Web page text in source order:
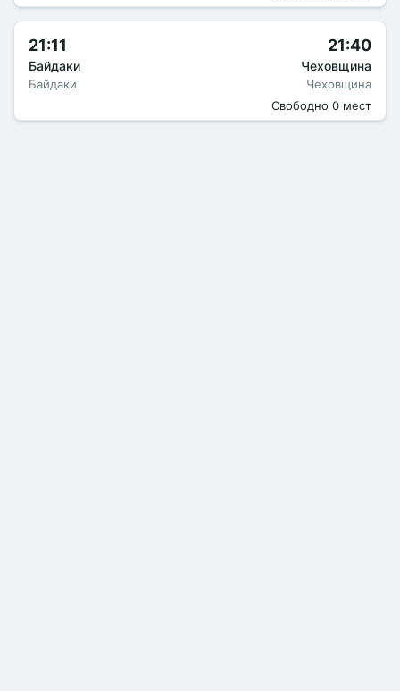
21:11
Байдаки
Байдаки
21:40
Чеховщина
Чеховщина
Свободно 0 мест